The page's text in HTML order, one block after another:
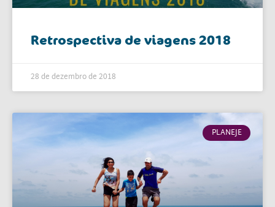
Retrospectiva de viagens 2018
28 de dezembro de 2018
PLANEJE